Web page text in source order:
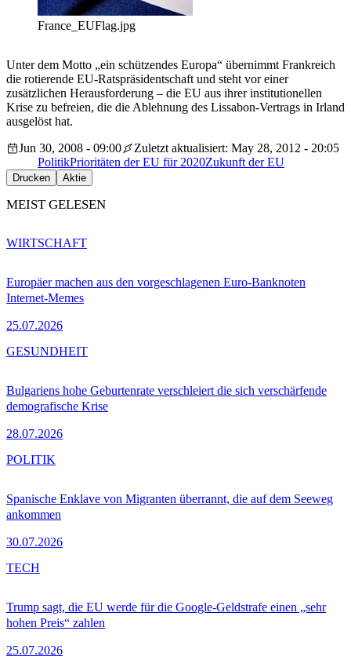
France_EUFlag.jpg
Unter dem Motto „ein schützendes Europa“ übernimmt Frankreich
die rotierende EU-Ratspräsidentschaft und steht vor einer
zusätzlichen Herausforderung – die EU aus ihrer institutionellen
Krise zu befreien, die die Ablehnung des Lissabon-Vertrags in Irland
ausgelöst hat.
Jun 30, 2008 - 09:00
Zuletzt aktualisiert: May 28, 2012 - 20:05
PolitikPrioritäten der EU für 2020Zukunft der EU
Drucken Aktie
MEIST GELESEN
Europäer machen aus den vorgeschlagenen Euro-Banknoten
Internet-Memes
25.07.2026
WIRTSCHAFT
Bulgariens hohe Geburtenrate verschleiert die sich verschärfende
demografische Krise
28.07.2026
GESUNDHEIT
Spanische Enklave von Migranten überrannt, die auf dem Seeweg
ankommen
30.07.2026
POLITIK
Trump sagt, die EU werde für die Google-Geldstrafe einen „sehr
hohen Preis“ zahlen
25.07.2026
TECH